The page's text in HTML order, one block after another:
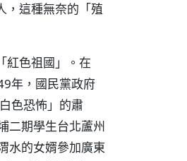
，這種無奈的「殖
紅色祖國」。在
年，國民黨政府
色恐怖」的肅
二期學生台北蘆州
水的女婿參加廣東